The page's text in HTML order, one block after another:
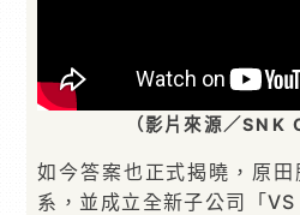
（影片來源／SNK
如今答案也正式揭曉，原田
系，並成立全新子公司「